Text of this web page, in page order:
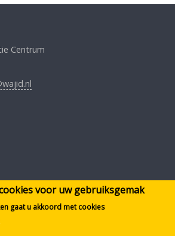
Centrum
voor uw gebruiksgemak
gaat u akkoord met cookies